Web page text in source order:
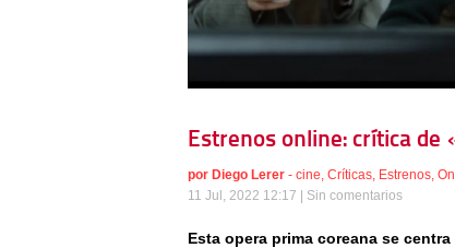
Estrenos online: crítica de
por Diego Lerer - cine Críticas Estrenos
11 Jul, 2022 12:17 | Sin comentarios
Esta opera prima coreana se